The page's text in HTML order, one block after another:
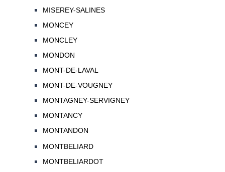
MISEREY-SALINES
MONCEY
MONCLEY
MONDON
MONT-DE-LAVAL
MONT-DE-VOUGNEY
MONTAGNEY-SERVIGNEY
MONTANCY
MONTANDON
MONTBELIARD
MONTBELIARDOT